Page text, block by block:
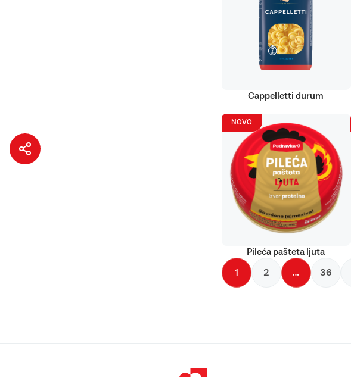
Cappelletti durum
NOVO
Pileća pašteta ljuta
1 2 … 36